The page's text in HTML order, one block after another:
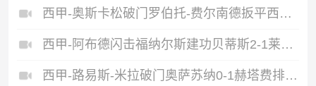
西甲-奥斯卡松破门罗伯托-费尔南德扳平西班牙人1-1皇家社会
西甲-阿布德闪击福纳尔斯建功贝蒂斯2-1莱万特
西甲-路易斯-米拉破门奥萨苏纳0-1赫塔费排第17惊险保级